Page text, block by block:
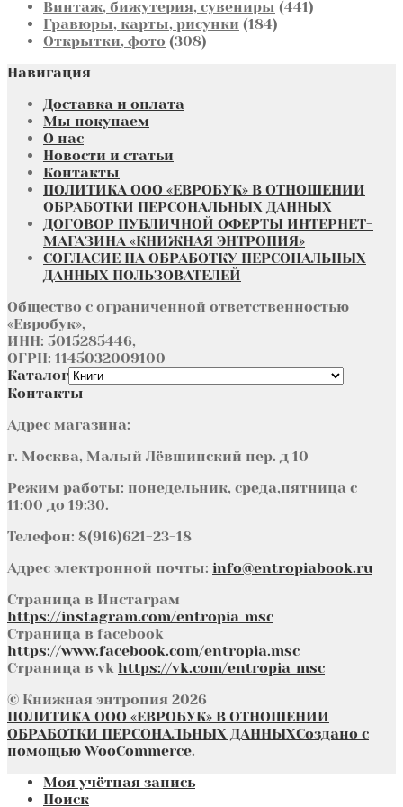
товаров
Винтаж, бижутерия, сувениры 441441
Гравюры, карты, рисунки 184184
Открытки, фото 308308
Навигация
Доставка и оплата
Мы покупаем
О нас
Новости и статьи
Контакты
ПОЛИТИКА ООО «ЕВРОБУК» В ОТНОШЕНИИ
ОБРАБОТКИ ПЕРСОНАЛЬНЫХ ДАННЫХ
ДОГОВОР ПУБЛИЧНОЙ ОФЕРТЫ ИНТЕРНЕТ-
МАГАЗИНА «КНИЖНАЯ ЭНТРОПИЯ»
СОГЛАСИЕ НА ОБРАБОТКУ ПЕРСОНАЛЬНЫХ
ДАННЫХ ПОЛЬЗОВАТЕЛЕЙ
Общество с ограниченной ответственностью
«Евробук»,
ИНН: 5015285446,
ОГРН: 1145032009100
Каталог
Контакты
Адрес магазина:
г. Москва, Малый Лёвшинский пер. д 10
Режим работы: понедельник, среда,пятница с
11:00 до 19:30.
Телефон: 8(916)621-23-18
Адрес электронной почты: info@entropiabook.ru
Страница в Инстаграм
https://instagram.com/entropia_msc
Страница в facebook
https://www.facebook.com/entropia.msc
Страница в vk https://vk.com/entropia_msc
© Книжная энтропия 2026
ПОЛИТИКА ООО «ЕВРОБУК» В ОТНОШЕНИИ
ОБРАБОТКИ ПЕРСОНАЛЬНЫХ ДАННЫХСоздано с
помощью WooCommerce.
Моя учётная запись
Поиск